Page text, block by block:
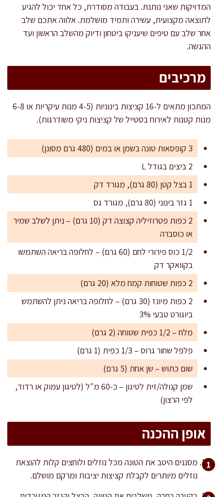
המדויקות שאני נותנת. בעבודה מסודרת, כל אחד יכול להגיע
לתוצאה מקצועית, עשירה ותמיד מושלמת. אלווה אתכם שלב
אחר שלב עם טיפים שיעניקו ביטחון ודיוק מהשלב הראשון ועד
ההגשה.
מרכיבים
המתכון מתאים ל-16 קציצות בינוניות (4-5 מנות עיקריות או 6-8
מנות קטנות לאירוח בסטייל של קציצות ניקי משודרגות).
3 קופסאות טונה בשמן או במים (480 גרם מסונן)
2 ביצים בגודל L
1 בצל קטן (80 גרם), מגורד דק
1 גזר בינוני (80 גרם), מגורד גס
2 כפות פטרוזיליה קצוצה דק (10 גרם) – ניתן לשלב שמיר
או כוסברה
1/2 כוס פירורי לחם (60 גרם) – לחלופה בריאה השתמשו
בקוואקר דק
2 כפות שטוחות קמח מלא (20 גרם)
2 כפות מיונז (30 גרם) – לחלופה בריאה ניתן להשתמש
ביוגורט טבעי 3%
מלח – 1/2 כפית שטוחה (2 גרם)
פלפל שחור גרוס – 1/3 כפית (1 גרם)
שום כתוש – שן אחת (5 גרם)
שמן קנולה/זית לטיגון – כ-60 מ"ל (לטיגון עמוק או רדוד,
לפי הרצון)
אופן ההכנה
מסננים היטב את הטונה מכל נוזלים ולוחצים קלות להוצאת
נוזלים מיותרים לקבלת קציצות יציבות ומרקם מושלם.